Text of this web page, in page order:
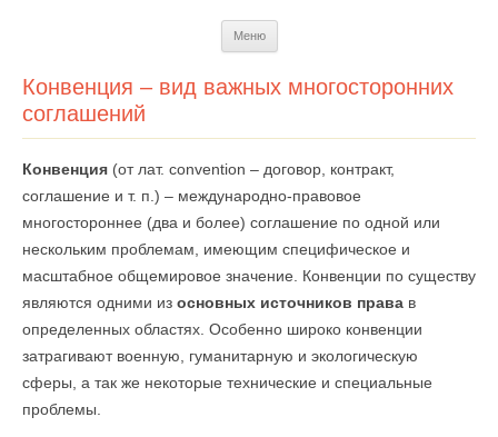
Меню
Конвенция – вид важных многосторонних
соглашений
Конвенция (от лат. convention – договор, контракт,
соглашение и т. п.) – международно-правовое
многостороннее (два и более) соглашение по одной или
нескольким проблемам, имеющим специфическое и
масштабное общемировое значение. Конвенции по существу
являются одними из основных источников права в
определенных областях. Особенно широко конвенции
затрагивают военную, гуманитарную и экологическую
сферы, а так же некоторые технические и специальные
проблемы.